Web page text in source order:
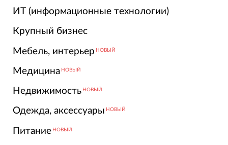
ИТ (информационные технологии)
Крупный бизнес
Мебель, интерьер НОВЫЙ
Медицина НОВЫЙ
Недвижимость НОВЫЙ
Одежда, аксессуары НОВЫЙ
Питание НОВЫЙ